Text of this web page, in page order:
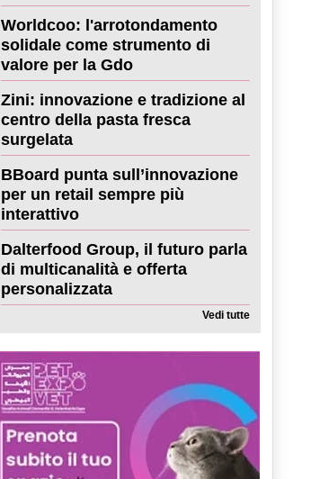
Worldcoo: l'arrotondamento
solidale come strumento di
valore per la Gdo
Zini: innovazione e tradizione al
centro della pasta fresca
surgelata
BBoard punta sull’innovazione
per un retail sempre più
interattivo
Dalterfood Group, il futuro parla
di multicanalità e offerta
personalizzata
Vedi tutte